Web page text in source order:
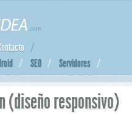
SEO Servidores
(diseño responsivo)